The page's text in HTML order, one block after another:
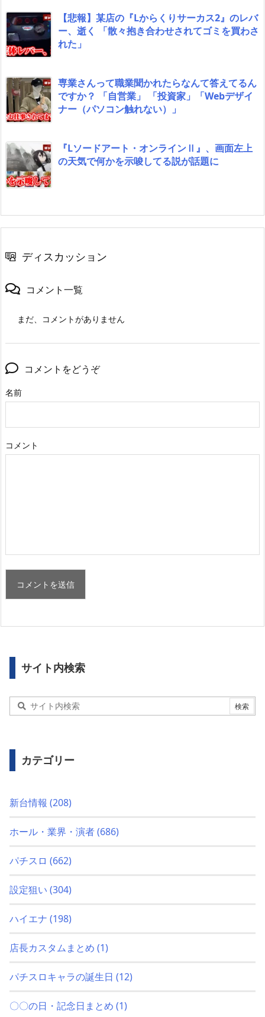
【悲報】某店の『Lからくりサーカス2』のレバ
ー、逝く 「散々抱き合わせされてゴミを買わさ
れた」
専業さんって職業聞かれたらなんて答えてるん
ですか？ 「自営業」 「投資家」「Webデザイ
ナー（パソコン触れない）」
『Lソードアート・オンラインⅡ』、画面左上
の天気で何かを示唆してる説が話題に
ディスカッション
コメント一覧
まだ、コメントがありません
コメントをどうぞ
名前
コメント
サイト内検索
カテゴリー
新台情報 (208)
ホール・業界・演者(686)
パチスロ (662)
設定狙い (304)
ハイエナ (198)
店長カスタムまとめ (1)
パチスロキャラの誕生日 (12)
〇〇の日・記念日まとめ (1)